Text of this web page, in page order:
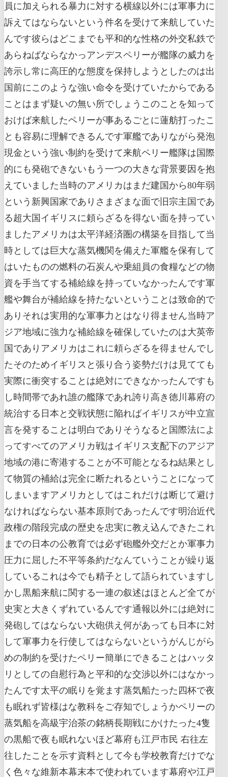
員に加えられる暴力に対する横線以外には軍事力に
訴えてはならないという件名を受けて来航していた
んです彼らはどこまでも平和的な性格の外交私鉄で
あらねばならなかっアンデスペリーが艦隊の威力を
誇示し常に高圧的な態度を保持しようとしたのは出
国前にこのような強い命令を受けていたからである
ことはまず疑いの無い所でしょうこのことを知って
おけば来航したペリーが事あるごとに蓮舫打ったこ
とも容易に理解できるんです軍艦でありながら発泡
現金という強い制約を受けて来航ペリー艦隊は国際
的にも発砲できないもう一つの大きな背景要因を抱
えていました当時のアメリカはまだ建国から80年弱
という新興国家でありさまざまな面で旧宗主国であ
る超大国イギリスに頼らざるを得ない面を持ってい
ましたアメリカは太平洋経済圏の構築を目指して当
時としては巨大な蒸気機関を備えた軍艦を保有して
はいたものの燃料の石炭んや乗組員の食糧などの物
資を手当てする補給線を持っていなかったんです軍
艦や舞台が補給線を持たないということは致命的で
ありそれは実用的な軍事力とはなり得ません当時ア
ジア地域に強力な補給線を確保していたのは大英帝
国でありアメリカはこれに頼らざるを得ませんでし
たそのためイギリスと張り合う姿勢だけは見てても
実際に衝突することは絶対にできなかったんですも
し時間帯であれ誰の艦隊であれ誇り高き徳川幕府の
統治する日本と交戦状態に陥ればイギリスが中立宣
言を発することは明白でありそうなると国際法によ
ってすべてのアメリカ戦はイギリス支配下のアジア
地域の港に寄港することが不可能となるね結果とし
て物質の補給は完全に断たれるということになって
しまいますアメリカとしてはこれだけは断じて避け
なければならない基本原則であったんです明治近代
政権の階段完成の歴史を忠実に教え込んできたこれ
までの日本の公教育では必ず砲艦外交だとか軍事力
圧力に屈した不平等条約だなんていうことが繰り返
しているこれは今でも精子として語られていますし
かし黒船来航に関する一連の叙述はほとんど全てが
史実と大きくずれているんです通報以外には絶対に
発砲してはならない大砲供え何があっても日本に対
して軍事力を行使してはならないというがんじがら
めの制約を受けたペリー簡単にできることはハッタ
リとしての自慰行為と平和的な交渉以外にはなかっ
たんです太平の眠りを覚ます蒸気船たった四杯で夜
も眠れず皆様はな教科をご存知でしょうかペリーの
蒸気船を高級宇治茶の銘柄長期戦にかけたった4隻
の黒船で夜も眠れないほど幕府も江戸市民 右往左
往したことを示す資料として今も学校教育だけでな
く色々な維新本幕末本で使われています幕府や江戸